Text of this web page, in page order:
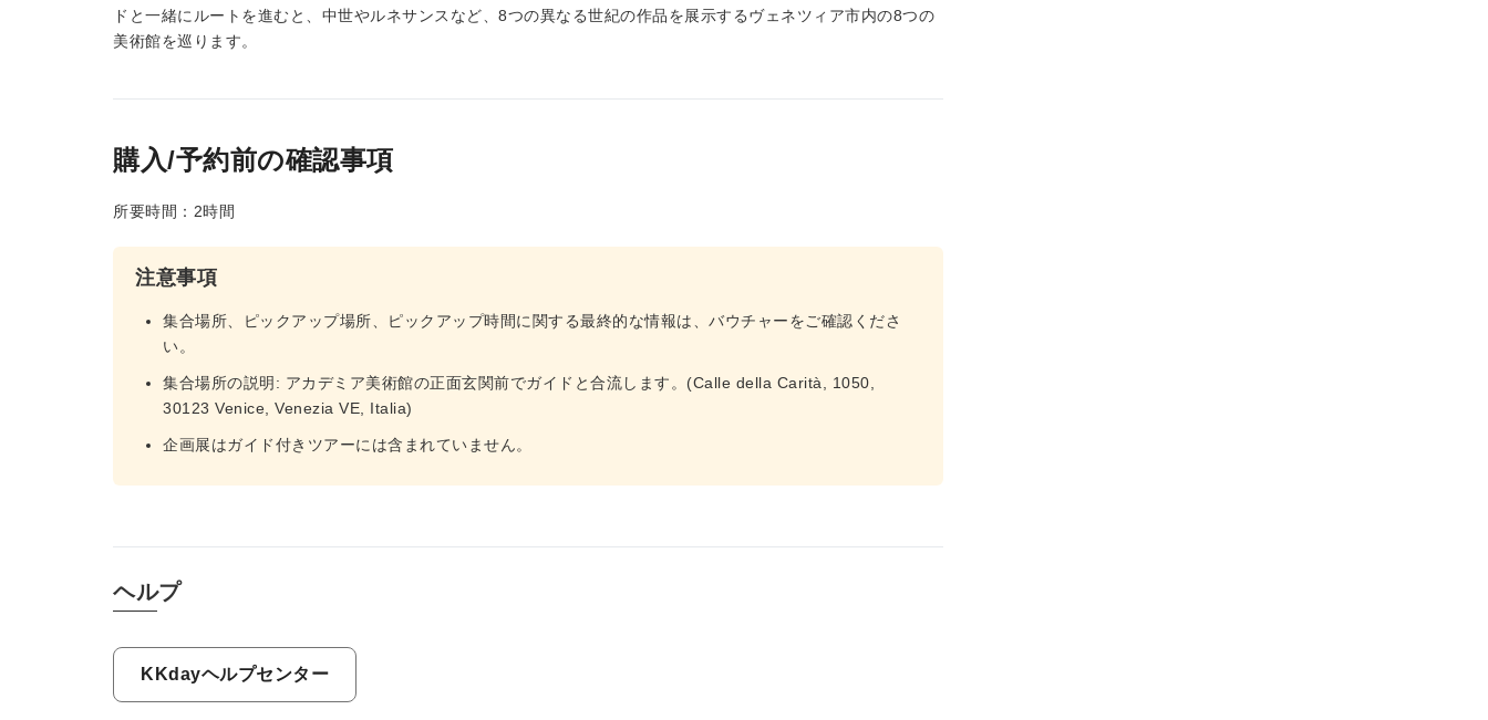
ドと一緒にルートを進むと、中世やルネサンスなど、8つの異なる世紀の作品を展示するヴェネツィア市内の8つの
美術館を巡ります。
購入/予約前の確認事項
所要時間：2時間
注意事項
集合場所、ピックアップ場所、ピックアップ時間に関する最終的な情報は、バウチャーをご確認くださ
い。
集合場所の説明: アカデミア美術館の正面玄関前でガイドと合流します。(Calle della Carità, 1050,
30123 Venice, Venezia VE, Italia)
企画展はガイド付きツアーには含まれていません。
ヘルプ
KKdayヘルプセンター